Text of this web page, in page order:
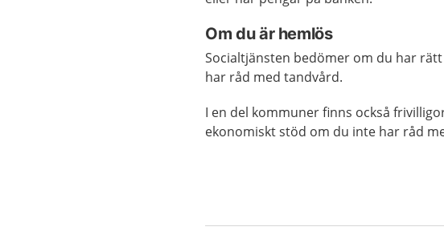
Om du är hemlös
Socialtjänsten bedömer om du har
har råd med tandvård.
I en del kommuner finns också
ekonomiskt stöd om du inte har råd